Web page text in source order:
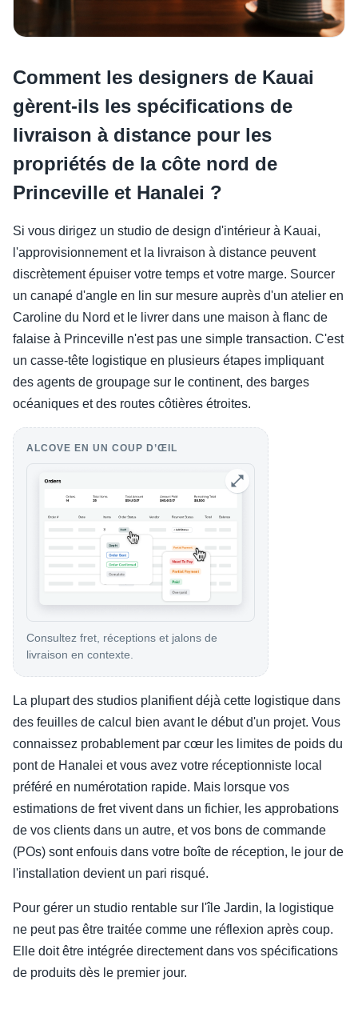
Comment les designers de Kauai
gèrent-ils les spécifications de
livraison à distance pour les
propriétés de la côte nord de
Princeville et Hanalei ?
Si vous dirigez un studio de design d'intérieur à Kauai,
l'approvisionnement et la livraison à distance peuvent
discrètement épuiser votre temps et votre marge. Sourcer
un canapé d'angle en lin sur mesure auprès d'un atelier en
Caroline du Nord et le livrer dans une maison à flanc de
falaise à Princeville n'est pas une simple transaction. C'est
un casse-tête logistique en plusieurs étapes impliquant
des agents de groupage sur le continent, des barges
océaniques et des routes côtières étroites.
ALCOVE EN UN COUP D’ŒIL
Consultez fret, réceptions et jalons de
livraison en contexte.
La plupart des studios planifient déjà cette logistique dans
des feuilles de calcul bien avant le début d'un projet. Vous
connaissez probablement par cœur les limites de poids du
pont de Hanalei et vous avez votre réceptionniste local
préféré en numérotation rapide. Mais lorsque vos
estimations de fret vivent dans un fichier, les approbations
de vos clients dans un autre, et vos bons de commande
(POs) sont enfouis dans votre boîte de réception, le jour de
l'installation devient un pari risqué.
Pour gérer un studio rentable sur l'île Jardin, la logistique
ne peut pas être traitée comme une réflexion après coup.
Elle doit être intégrée directement dans vos spécifications
de produits dès le premier jour.